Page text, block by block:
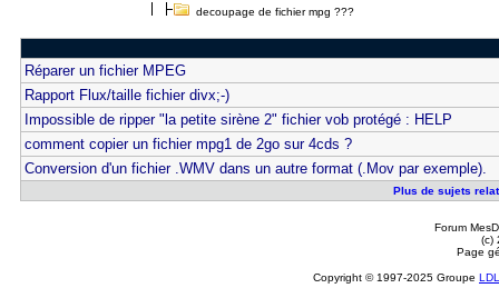
decoupage de fichier mpg ???
Réparer un fichier MPEG
Rapport Flux/taille fichier divx;-)
Impossible de ripper "la petite sirène 2" fichier vob protégé : HELP
comment copier un fichier mpg1 de 2go sur 4cds ?
Conversion d'un fichier .WMV dans un autre format (.Mov par exemple).
Plus de sujets
Forum
(c)
Page
Copyright © 1997-2025 Groupe